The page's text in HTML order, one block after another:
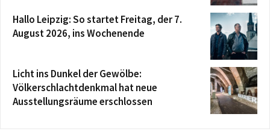
Hallo Leipzig: So startet Freitag, der 7.
August 2026, ins Wochenende
Licht ins Dunkel der Gewölbe:
Völkerschlachtdenkmal hat neue
Ausstellungsräume erschlossen